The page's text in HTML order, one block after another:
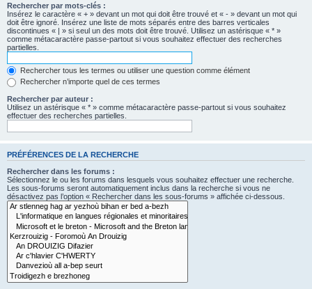
Rechercher par mots-clés :
Insérez le caractère « + » devant un mot qui doit être trouvé et « - » devant un mot qui
doit être ignoré. Insérez une liste de mots séparés entre des barres verticales
discontinues « | » si seul un des mots doit être trouvé. Utilisez un astérisque « * »
comme métacaractère passe-partout si vous souhaitez effectuer des recherches
partielles.
Rechercher tous les termes ou utiliser une question comme élément
Rechercher n’importe quel de ces termes
Rechercher par auteur :
Utilisez un astérisque « * » comme métacaractère passe-partout si vous souhaitez
effectuer des recherches partielles.
PRÉFÉRENCES DE LA RECHERCHE
Rechercher dans les forums :
Sélectionnez le ou les forums dans lesquels vous souhaitez effectuer une recherche.
Les sous-forums seront automatiquement inclus dans la recherche si vous ne
désactivez pas l’option « Rechercher dans les sous-forums » affichée ci-dessous.